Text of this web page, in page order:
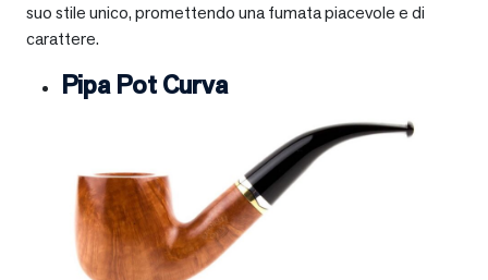
suo stile unico, promettendo una fumata piacevole e di
carattere.
Pipa Pot Curva